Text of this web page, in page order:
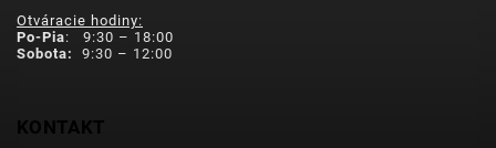
Otváracie hodiny:
Po-Pia: 9:30 – 18:00
Sobota:
9:30 – 12:00
KONTAKT